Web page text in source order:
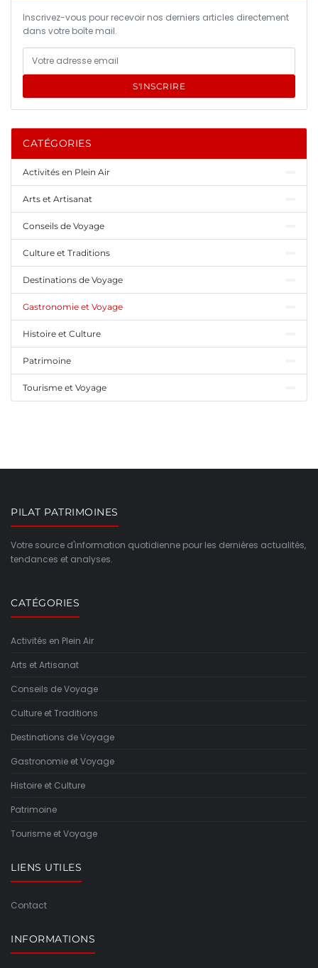
Inscrivez-vous pour recevoir nos derniers articles directement
dans votre boîte mail.
S'INSCRIRE
CATÉGORIES
Activités en Plein Air
Arts et Artisanat
Conseils de Voyage
Culture et Traditions
Destinations de Voyage
Gastronomie et Voyage
Histoire et Culture
Patrimoine
Tourisme et Voyage
PILAT PATRIMOINES
Votre source d'information quotidienne pour les dernières actualités,
tendances et analyses.
CATÉGORIES
Activités en Plein Air
Arts et Artisanat
Conseils de Voyage
Culture et Traditions
Destinations de Voyage
Gastronomie et Voyage
Histoire et Culture
Patrimoine
Tourisme et Voyage
LIENS UTILES
Contact
INFORMATIONS